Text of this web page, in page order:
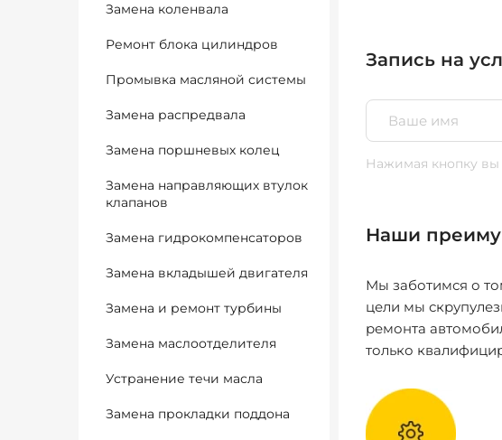
Замена коленвала
Ремонт блока цилиндров
Промывка масляной системы
Замена распредвала
Замена поршневых колец
Замена направляющих втулок
клапанов
Замена гидрокомпенсаторов
Замена вкладышей двигателя
Замена и ремонт турбины
Замена маслоотделителя
Устранение течи масла
Замена прокладки поддона
Запись на
Нажимая кнопку вы
Наши
Мы заботимся о
цели мы
ремонта
только